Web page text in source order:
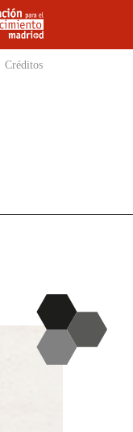
Créditos